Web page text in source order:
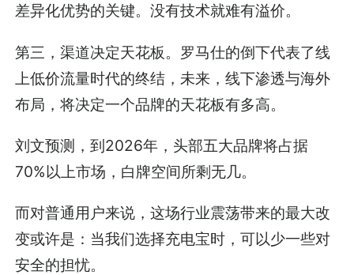
差异化优势的关键。没有技术就难有溢价。
第三，渠道决定天花板。罗马仕的倒下代表了线
上低价流量时代的终结，未来，线下渗透与海外
布局，将决定一个品牌的天花板有多高。
刘文预测，到2026年，头部五大品牌将占据
70%以上市场，白牌空间所剩无几。
而对普通用户来说，这场行业震荡带来的最大改
变或许是：当我们选择充电宝时，可以少一些对
安全的担忧。